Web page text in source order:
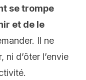
se trompe
et de le
Il ne
ni d’ôter l’envie